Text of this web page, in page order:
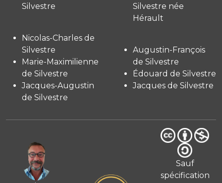
Silvestre
Silvestre née
Hérault
Nicolas-Charles de
Silvestre
Marie-Maximilienne
de Silvestre
Jacques-Augustin
de Silvestre
Augustin-François
de Silvestre
Édouard de Silvestre
Jacques de Silvestre
Sauf
spécification